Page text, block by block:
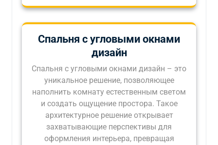
Спальня с угловыми окнами
дизайн
Спальня с угловыми окнами дизайн – это
уникальное решение, позволяющее
наполнить комнату естественным светом
и создать ощущение простора. Такое
архитектурное решение открывает
захватывающие перспективы для
оформления интерьера, превращая